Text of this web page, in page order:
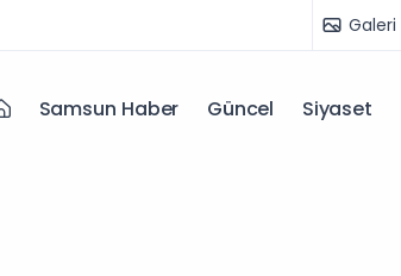
Galeri
Samsun Haber Güncel Siyaset